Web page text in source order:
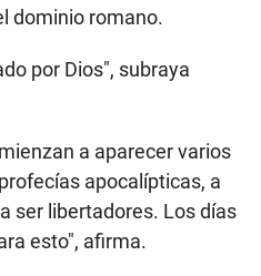
dominio romano.
por Dios", subraya
a aparecer varios
apocalípticas, a
ser libertadores. Los días
esto", afirma.